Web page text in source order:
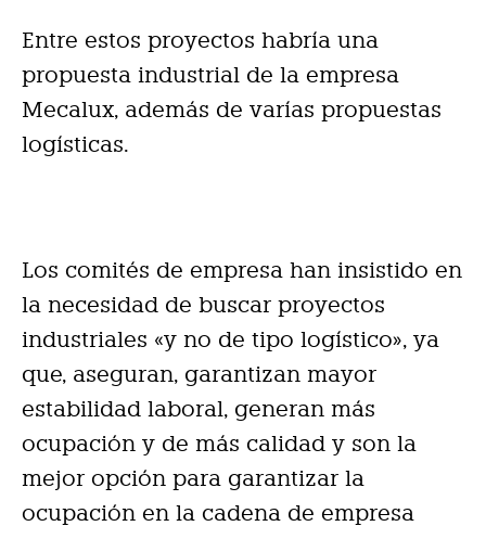
Entre estos proyectos habría una
propuesta industrial de la empresa
Mecalux, además de varías propuestas
logísticas.
Los comités de empresa han insistido en
la necesidad de buscar proyectos
industriales «y no de tipo logístico», ya
que, aseguran, garantizan mayor
estabilidad laboral, generan más
ocupación y de más calidad y son la
mejor opción para garantizar la
ocupación en la cadena de empresa